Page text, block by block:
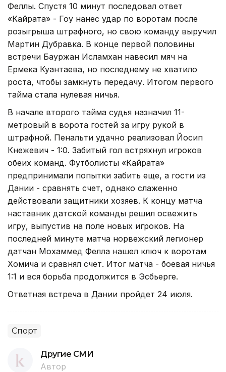
Феллы. Спустя 10 минут последовал ответ
«Кайрата» - Гоу нанес удар по воротам после
розыгрыша штрафного, но свою команду выручил
Мартин Дубравка. В конце первой половины
встречи Бауржан Исламхан навесил мяч на
Ермека Куантаева, но последнему не хватило
роста, чтобы замкнуть передачу. Итогом первого
тайма стала нулевая ничья.
В начале второго тайма судья назначил 11-
метровый в ворота гостей за игру рукой в
штрафной. Пенальти удачно реализовал Йосип
Кнежевич - 1:0. Забитый гол встряхнул игроков
обеих команд. Футболисты «Кайрата»
предпринимали попытки забить еще, а гости из
Дании - сравнять счет, однако слаженно
действовали защитники хозяев. К концу матча
наставник датской команды решил освежить
игру, выпустив на поле новых игроков. На
последней минуте матча норвежский легионер
датчан Мохаммед Фелла нашел ключ к воротам
Хомича и сравнял счет. Итог матча - боевая ничья
1:1 и вся борьба продолжится в Эсбьерге.
Ответная встреча в Дании пройдет 24 июля.
Спорт
Другие СМИ
Автор